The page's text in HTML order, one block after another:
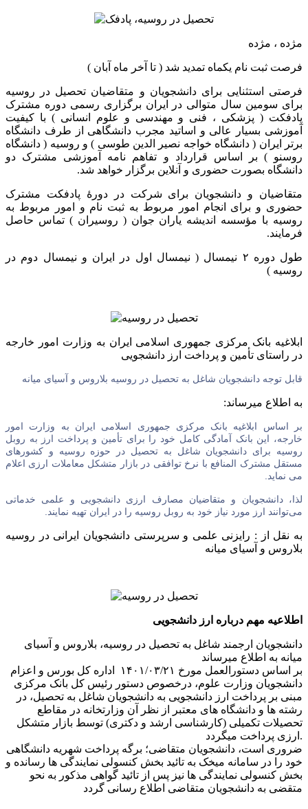
مژده ، مژده
فرصت ثبت نام یکماه تمدید شد ( تا آخر ماه آبان )
فرصتی استثنایی برای دانشجویان و متقاضیان تحصیل در روسیه
برای سومین سال متوالی در ایران برگزاری رسمی دوره مشترک
پادفکت ( پزشکی ، فنی و مهندسی و علوم انسانی ) با کیفیت
آموزشی بسیار عالی و اساتید مجرب دانشگاهی از طرف دانشگاه
برتر ایران ( دانشگاه خواجه نصیر الدین طوسی ) و روسیه ( دانشگاه
روسنو ) بر اساس قرارداد و تفاهم نامه آموزشی مشترک دو
دانشگاه بصورت حضوری و آنلاین برگزار خواهد شد.
متقاضیان و دانشجویان برای شرکت در دورهٔ پادفکت مشترک
حضوری و برای انجام امور مربوط به ثبت نام و امور مربوط به
روسیه با مؤسسه اندیشه یاران جوان ( روسیران ) تماس حاصل
فرمایند.
طول دوره ۲ نیمسال ( نیمسال اول در ایران و نیمسال دوم در
روسیه )
ابلاغیه بانک مرکزی جمهوری اسلامی ایران به وزارت امور خارجه
در راستای تأمین و پرداخت ارز دانشجویی
قابل توجه دانشجویان شاغل به تحصیل در روسیه بلاروس و آسیای میانه
به اطلاع میرساند:
بر اساس ابلاغیه بانک مرکزی جمهوری اسلامی ایران به وزارت امور
خارجه، این بانک آمادگی کامل خود را برای تأمین و پرداخت ارز به روبل
روسیه برای دانشجویان شاغل به تحصیل در حوزه روسیه و کشورهای
مستقل مشترک المنافع با نرخ توافقی در بازار متشکل معاملات ارزی اعلام
می نماید.
لذا، دانشجویان و متقاضیان مصارف ارزی دانشجویی و علمی خدماتی
می‌توانند ارز مورد نیاز خود به روبل روسیه را در ایران تهیه نمایند.
به نقل از : رایزنی علمی و سرپرستی دانشجویان ایرانی در روسیه
بلاروس و آسیای میانه
اطلاعیه مهم درباره ارز دانشجویی
میانه به اطلاع میرساند
بر اساس دستورالعمل مورخ ۱۴۰۱/۰۳/۲۱ اداره کل بورس و اعزام
دانشجویان وزارت علوم، درخصوص دستور رئیس کل بانک مرکزی
مبنی بر پرداخت ارز دانشجویی به دانشجویان شاغل به تحصیل، در
رشته ها و دانشگاه های معتبر از نظر آن وزارتخانه در مقاطع
تحصیلات تکمیلی (کارشناسی ارشد و دکتری) توسط بازار متشکل
ارزی پرداخت میگردد.
ضروری است، دانشجویان متقاضی؛ برگه پرداخت شهریه دانشگاهی
خود را در سامانه میخک به تائید بخش کنسولی نمایندگی ها رسانده و
بخش کنسولی نمایندگی ها نیز پس از تائید گواهی مذکور به نحو
متقضی به دانشجویان متقاضی اطلاع رسانی گردد